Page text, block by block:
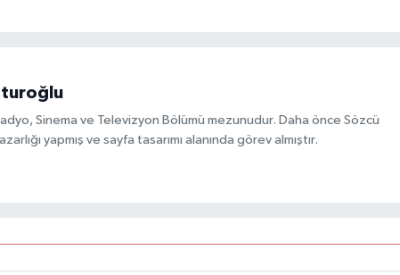
Sinema ve Televizyon Bölümü mezunudur. Daha önce Sözcü
yapmış ve sayfa tasarımı alanında görev almıştır.